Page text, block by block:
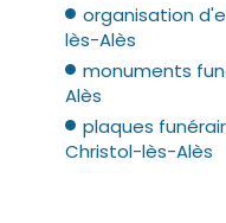
organisation
lès-Alès
monuments
Alès
plaques
Christol-lès-Alès